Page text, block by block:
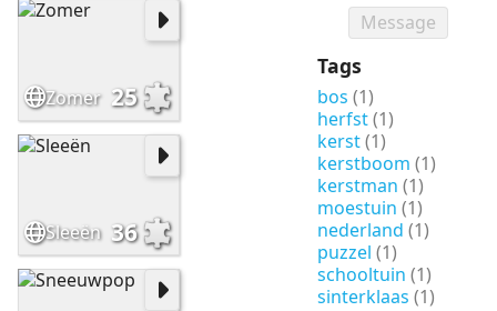
Message
Tags
bos (1)
herfst(1)
kerst(1)
kerstboom (1)
kerstman (1)
moestuin (1)
nederland (1)
puzzel (1)
schooltuin (1)
sinterklaas (1)
Zomer 25
Sleeën 36